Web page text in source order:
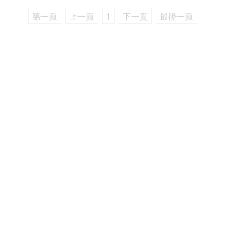
第一頁 上一頁 1 下一頁 最後一頁